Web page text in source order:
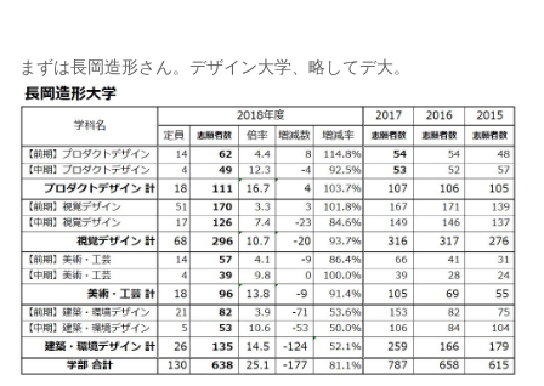
まずは長岡造形さん。デザイン大学、略してデ大。